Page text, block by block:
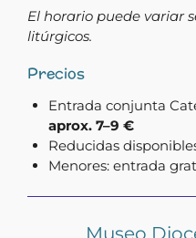
El horario puede variar
litúrgicos.
Precios
Entrada conjunta
aprox. 7–9 €
Reducidas
Menores: entrada
Museo